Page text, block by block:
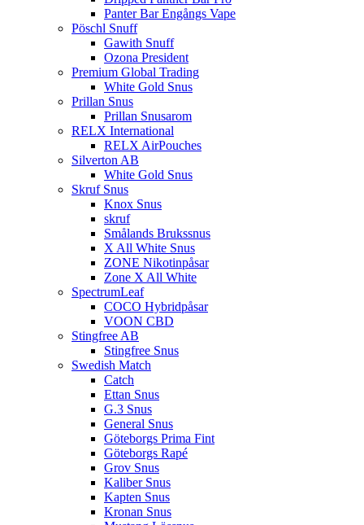
Panter Bar Engångs Vape
Pöschl Snuff
Gawith Snuff
Ozona President
Premium Global Trading
White Gold Snus
Prillan Snus
Prillan Snusarom
RELX International
RELX AirPouches
Silverton AB
White Gold Snus
Skruf Snus
Knox Snus
skruf
Smålands Brukssnus
X All White Snus
ZONE Nikotinpåsar
Zone X All White
SpectrumLeaf
COCO Hybridpåsar
VOON CBD
Stingfree AB
Stingfree Snus
Swedish Match
Catch
Ettan Snus
G.3 Snus
General Snus
Göteborgs Prima Fint
Göteborgs Rapé
Grov Snus
Kaliber Snus
Kapten Snus
Kronan Snus